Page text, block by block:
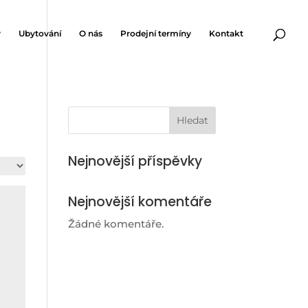
Ubytování O nás Prodejní termíny Kontakt
Hledat
Nejnovější příspěvky
Nejnovější komentáře
Žádné komentáře.